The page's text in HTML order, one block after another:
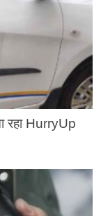
HurryUp